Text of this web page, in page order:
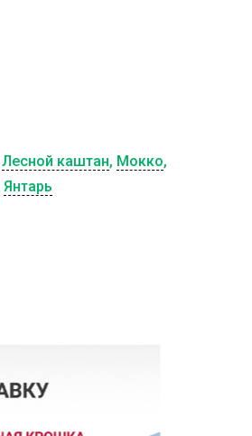
Лесной каштан, Мокко,
Янтарь